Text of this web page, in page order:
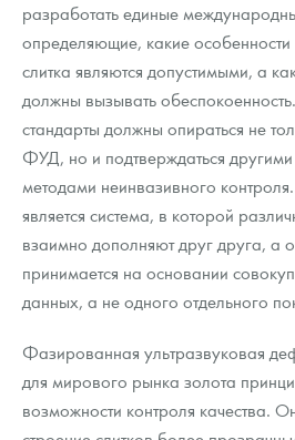
разработать единые
определяющие, какие особенности
слитка являются допустимыми, а
должны вызывать
стандарты должны опираться не
ФУД, но и подтверждаться
методами неинвазивного
является система, в которой
взаимно дополняют друг друга, а
принимается на основании
данных, а не одного отдельного
Фазированная ультразвуковая
для мирового рынка золота
возможности контроля качества.